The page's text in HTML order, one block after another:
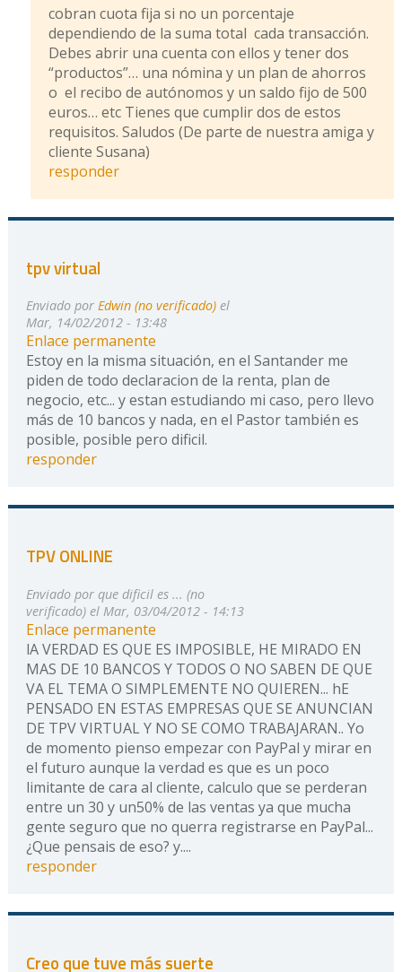
cobran cuota fija si no un porcentaje
dependiendo de la suma total cada transacción.
Debes abrir una cuenta con ellos y tener dos
“productos”… una nómina y un plan de ahorros
o el recibo de autónomos y un saldo fijo de 500
euros… etc Tienes que cumplir dos de estos
requisitos. Saludos (De parte de nuestra amiga y
cliente Susana)
responder
tpv virtual
Enviado por Edwin (no verificado)el
Mar, 14/02/2012 - 13:48
Enlace permanente
Estoy en la misma situación, en el Santander me
piden de todo declaracion de la renta, plan de
negocio, etc... y estan estudiando mi caso, pero llevo
más de 10 bancos y nada, en el Pastor también es
posible, posible pero dificil.
responder
TPV ONLINE
Enviado por que dificil es ... (no
verificado)el Mar, 03/04/2012 - 14:13
Enlace permanente
lA VERDAD ES QUE ES IMPOSIBLE, HE MIRADO EN
MAS DE 10 BANCOS Y TODOS O NO SABEN DE QUE
VA EL TEMA O SIMPLEMENTE NO QUIEREN... hE
PENSADO EN ESTAS EMPRESAS QUE SE ANUNCIAN
DE TPV VIRTUAL Y NO SE COMO TRABAJARAN.. Yo
de momento pienso empezar con PayPal y mirar en
el futuro aunque la verdad es que es un poco
limitante de cara al cliente, calculo que se perderan
entre un 30 y un50% de las ventas ya que mucha
gente seguro que no querra registrarse en PayPal...
¿Que pensais de eso? y....
responder
Creo que tuve más suerte